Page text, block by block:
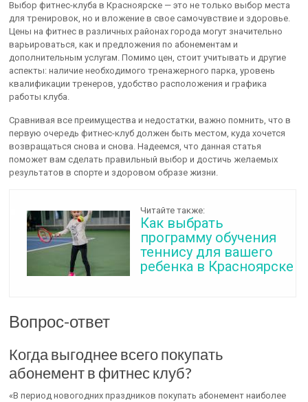
Выбор фитнес-клуба в Красноярске — это не только выбор места
для тренировок, но и вложение в свое самочувствие и здоровье.
Цены на фитнес в различных районах города могут значительно
варьироваться, как и предложения по абонементам и
дополнительным услугам. Помимо цен, стоит учитывать и другие
аспекты: наличие необходимого тренажерного парка, уровень
квалификации тренеров, удобство расположения и графика
работы клуба.
Сравнивая все преимущества и недостатки, важно помнить, что в
первую очередь фитнес-клуб должен быть местом, куда хочется
возвращаться снова и снова. Надеемся, что данная статья
поможет вам сделать правильный выбор и достичь желаемых
результатов в спорте и здоровом образе жизни.
Читайте также:
Как выбрать
программу обучения
теннису для вашего
ребенка в Красноярске
Вопрос-ответ
Когда выгоднее всего покупать
абонемент в фитнес клуб?
«В период новогодних праздников покупать абонемент наиболее